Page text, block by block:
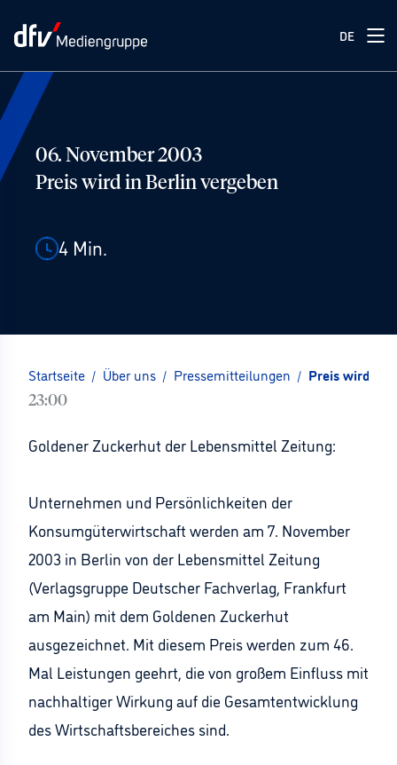
DE
06. November 2003
Preis wird in Berlin vergeben
4 Min.
Startseite / Über uns / Pressemitteilungen / Preis wird in
23:00
Goldener Zuckerhut der Lebensmittel Zeitung:
Unternehmen und Persönlichkeiten der
Konsumgüterwirtschaft werden am 7. November
2003 in Berlin von der Lebensmittel Zeitung
(Verlagsgruppe Deutscher Fachverlag, Frankfurt
am Main) mit dem Goldenen Zuckerhut
ausgezeichnet. Mit diesem Preis werden zum 46.
Mal Leistungen geehrt, die von großem Einfluss mit
nachhaltiger Wirkung auf die Gesamtentwicklung
des Wirtschaftsbereiches sind.